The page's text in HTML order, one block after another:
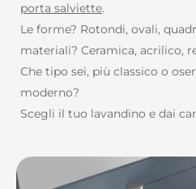
porta salviette.
Le forme? Rotondi, ovali,
materiali? Ceramica, acrilico,
Che tipo sei, più classico o
moderno?
Scegli il tuo lavandino e dai